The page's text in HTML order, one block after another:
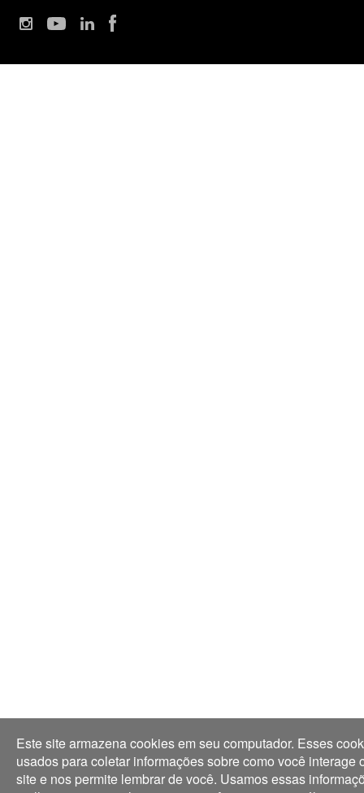
Este site armazena cookies em seu computador. Esses
usados para coletar informações sobre como você interage
site e nos permite lembrar de você. Usamos essas